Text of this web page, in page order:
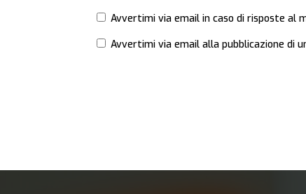
Avvertimi via email in caso di risposte al
Avvertimi via email alla pubblicazione di